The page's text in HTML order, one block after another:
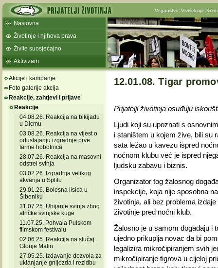
Veganstvo Vivisekcija
Naslovna
Životinje i njihova prava
Živite suosjećajno
Aktivizam
Akcije i kampanje
Foto galerije akcija
Reakcije, zahtjevi i prijave
Reakcije
04.08.26. Reakcija na bikijadu
u Dicmu
03.08.26. Reakcija na vijest o
odustajanju izgradnje prve
farme hobotnica
28.07.26. Reakcija na masovni
odstrel svinja
03.02.26. Izgradnja velikog
akvarija u Splitu
29.01.26. Bolesna lisica u
Šibeniku
31.07.25. Ubijanje svinja zbog
afričke svinjske kuge
11.07.25. Pohvala Pulskom
filmskom festivalu
02.06.25. Reakcija na slučaj
Glorije Malin
27.05.25. Izdavanje dozvola za
uklanjanje gnijezda i rezidbu
12.01.08. Tigar
Prijatelji životinja osuđuju
Ljudi koji su upoznati s
i staništem u kojem žive, bili su
sata ležao u kavezu ispred
noćnom klubu već je ispred
ljudsku zabavu i biznis.
Organizator tog žalosnog
inspekcije, koja nije sposobna
životinja, ali bez problema
životinje pred noćni klub.
Žalosno je u samom događaju i
ujedno prikuplja novac da bi
legalizira mikročipiranjem svih
mikročipiranje tigrova u cijeloj